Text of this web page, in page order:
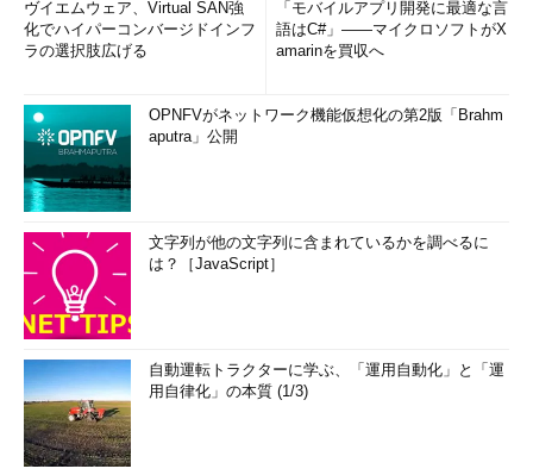
ヴイエムウェア、Virtual SAN強
化でハイパーコンバージドインフ
ラの選択肢広げる
「モバイルアプリ開発に最適な言
語はC#」――マイクロソフトがX
amarinを買収へ
OPNFVがネットワーク機能仮想化の第2版「Brahm
aputra」公開
文字列が他の文字列に含まれているかを調べるに
は？［JavaScript］
自動運転トラクターに学ぶ、「運用自動化」と「運
用自律化」の本質 (1/3)